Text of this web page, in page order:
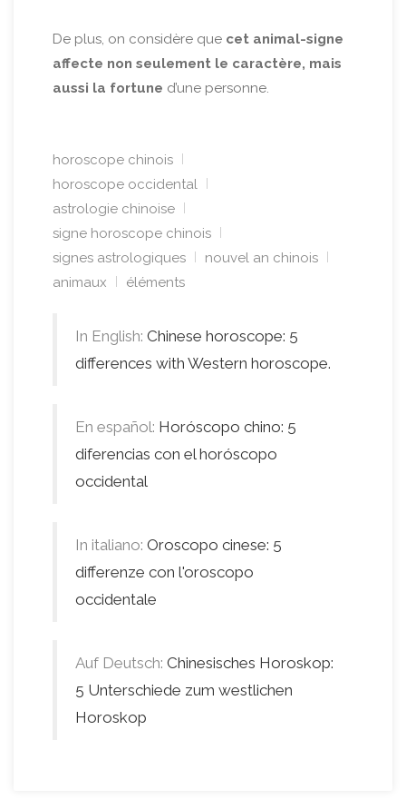
De plus, on considère que cet animal-signe
affecte non seulement le caractère, mais
aussi la fortune d’une personne.
horoscope chinois
horoscope occidental
astrologie chinoise
signe horoscope chinois
signes astrologiques
nouvel an chinois
animaux
éléments
In English: Chinese horoscope: 5
differences with Western horoscope.
En español: Horóscopo chino: 5
diferencias con el horóscopo
occidental
In italiano: Oroscopo cinese: 5
differenze con l'oroscopo
occidentale
Auf Deutsch: Chinesisches Horoskop:
5 Unterschiede zum westlichen
Horoskop